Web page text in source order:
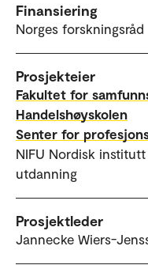
Finansiering
Norges forskningsråd
Prosjekteier
Fakultet for
Handelshøyskolen
Senter for
NIFU Nordisk
utdanning
Prosjektleder
Jannecke Wiers-